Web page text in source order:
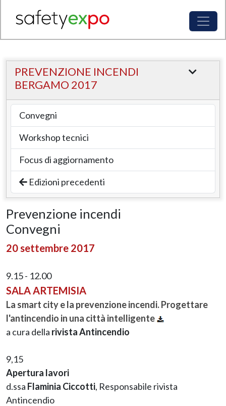
PREVENZIONE INCENDI
BERGAMO 2017
Convegni
Workshop tecnici
Focus di aggiornamento
Edizioni precedenti
Prevenzione incendi
Convegni
20 settembre 2017
9.15 - 12.00
SALA ARTEMISIA
La smart city e la prevenzione incendi. Progettare
l'antincendio in una città intelligente
a cura della rivista Antincendio
9,15
Apertura lavori
d.ssa Flaminia Ciccotti, Responsabile rivista
Antincendio